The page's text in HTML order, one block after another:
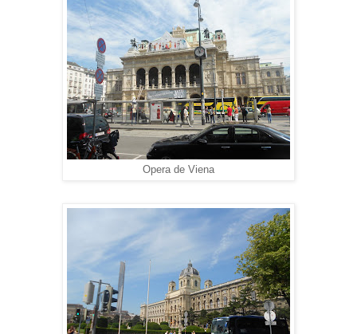
Opera de Viena